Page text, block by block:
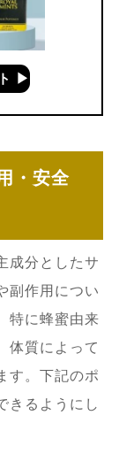
▶︎
・安全
成分としたサ
副作用につい
特に蜂蜜由来
体質によって
す。下記のポ
きるようにし